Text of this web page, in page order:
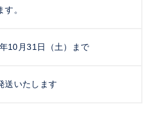
す。
10月31日（土）まで
送いたします